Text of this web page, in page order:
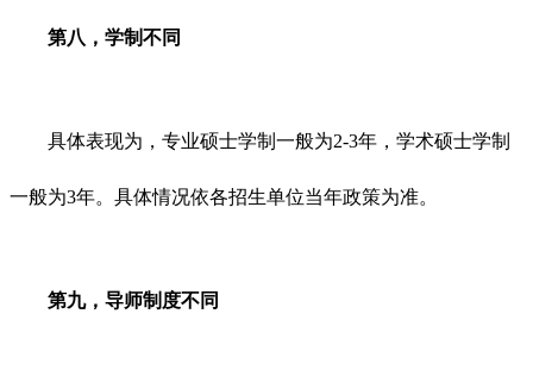
第八，学制不同
具体表现为，专业硕士学制一般为2-3年，学术硕士学制
一般为3年。具体情况依各招生单位当年政策为准。
第九，导师制度不同